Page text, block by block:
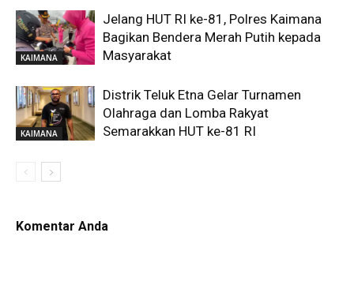
KAIMANA
Jelang HUT RI ke-81, Polres Kaimana
Bagikan Bendera Merah Putih kepada
Masyarakat
KAIMANA
Distrik Teluk Etna Gelar Turnamen
Olahraga dan Lomba Rakyat
Semarakkan HUT ke-81 RI
Komentar Anda